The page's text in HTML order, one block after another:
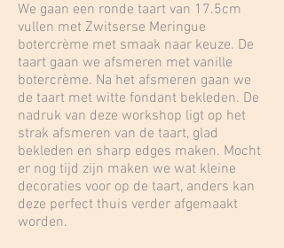
We gaan een ronde taart van 17.5cm
vullen met Zwitserse Meringue
botercrème met smaak naar keuze. De
taart gaan we afsmeren met vanille
botercrème. Na het afsmeren gaan we
de taart met witte fondant bekleden. De
nadruk van deze workshop ligt op het
strak afsmeren van de taart, glad
bekleden en sharp edges maken. Mocht
er nog tijd zijn maken we wat kleine
decoraties voor op de taart, anders kan
deze perfect thuis verder afgemaakt
worden.